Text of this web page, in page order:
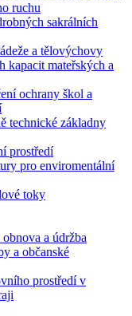
ruchu
sakrálních
a tělovýchovy
kapacit mateřských a
ochrany škol a
technické základny
prostředí
pro enviromentální
toky
a údržba
a občanské
prostředí v